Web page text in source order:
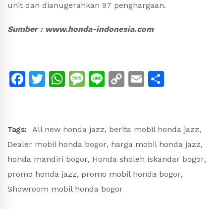
unit dan dianugerahkan 97 penghargaan.
Sumber : www.honda-indonesia.com
Facebook
Twitter
WhatsApp
Message
LineCopyEmail
Tags: All new honda jazz, berita mobil honda jazz,
Dealer mobil honda bogor, harga mobil honda jazz,
honda mandiri bogor, Honda sholeh iskandar bogor,
promo honda jazz, promo mobil honda bogor,
Showroom mobil honda bogor